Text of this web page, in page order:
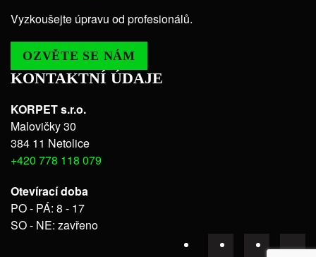
Vyzkoušejte úpravu od profesionálů.
OZVĚTE SE NÁM
KONTAKTNÍ ÚDAJE
KORPET s.r.o.
Malovičky 30
384 11 Netolice
+420 778 118 079
Otevírací doba
PO - PÁ: 8 - 17
SO - NE: zavřeno